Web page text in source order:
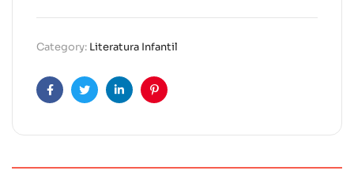
e
t
:
Category: Literatura Infantil
FacebookTwitterLinkedinPinterest